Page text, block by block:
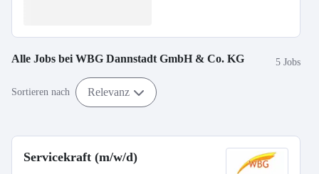
Alle Jobs bei WBG Dannstadt GmbH & Co. KG 5 Jobs
Sortieren nach Relevanz
Servicekraft (m/w/d)